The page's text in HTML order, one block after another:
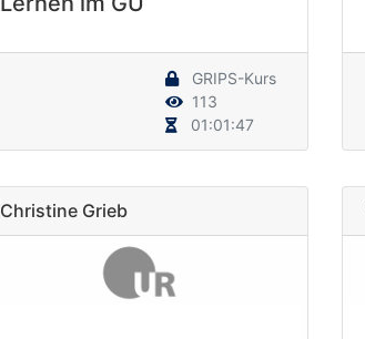
GRIPS-Kurs
113
01:01:47
Christine Grieb